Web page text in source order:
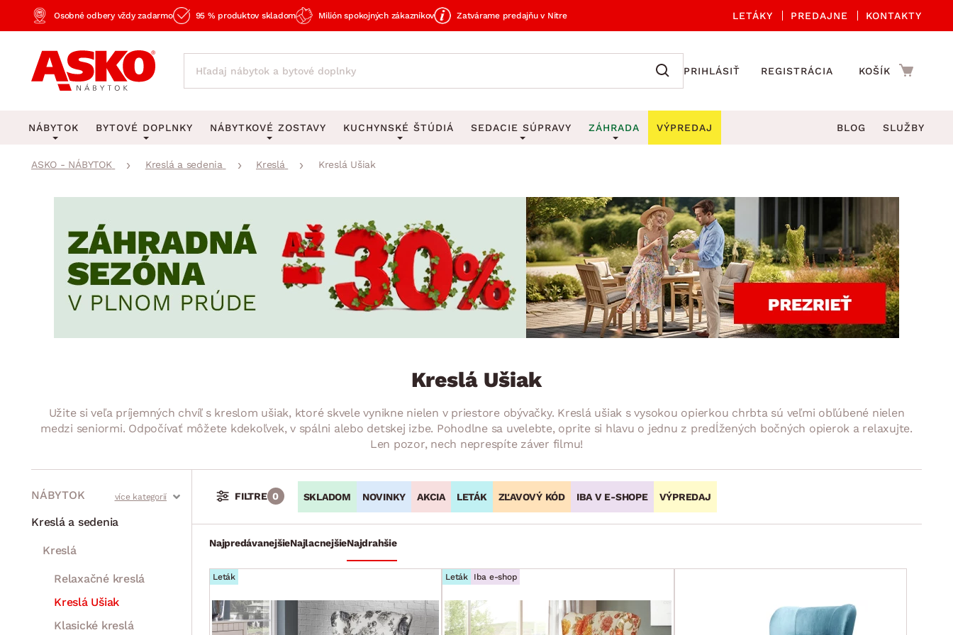
Osobné odbery vždy zadarmo 95 % produktov skladom Milión spokojných zákazníkov Zatvárame predajňu v Nitre LETÁKY PREDAJNE KONTAKTY
PRIHLÁSIŤ REGISTRÁCIA KOŠÍK
NÁBYTOK
Obývacia izba
Spálňa
Kúpeľňa
BYTOVÉ DOPLNKY
KOBERCE
Veľké a stredné koberce
Detské koberce
Kúpeľňové predložky
OSVETLENIE
Stolové lampy a lampičky
Lustre a závesné svietidlá
Zobrazit vše
Obrazy
Zrkadlá
Hodiny
Vázy
Zobrazit vše
Vešiaky na kľúče
Stojany na dáždniky
Stojany na noviny
Stojany na oblečenie
Zobrazit vše
Kuchynské príslušenstvo
Kúpeľňové doplnky
Záhradné doplnky
Závesy a žalúzie Panvice
ZÁHRADNÉ DOPLNKY VIANOCE
NÁBYTKOVÉ ZOSTAVY
Obývacie zostavy
Spálňové zostavy
Kancelárske zostavy
Kuchynské zostavy
Detské zostavy
Predsieňové zostavy
KUCHYNSKÉ ŠTÚDIÁ SEDACIE SÚPRAVY
Rohové sedacie súpravy
Sedacie súpravy 3-2-1
Sedacie súpravy na mieru
ZÁHRADA
Záhradné stoličky a kreslá
Záhradné lavice
Záhradné stoly
Záhradné hojdačky
Záhradné lehátka
Záhradné doplnky
VÝPREDAJ BLOG SLUŽBY
ASKO - NÁBYTOK Kreslá a sedenia Kreslá Kreslá Ušiak
Kreslá Ušiak
Užite si veľa príjemných chvíľ s kreslom ušiak, ktoré skvele vynikne nielen v priestore obývačky. Kreslá ušiak s vysokou opierkou chrbta sú veľmi obľúbené nielen
medzi seniormi. Odpočívať môžete kdekoľvek, v spálni alebo detskej izbe. Pohodlne sa uvelebte, oprite si hlavu o jednu z predĺžených bočných opierok a relaxujte.
Len pozor, nech neprespíte záver filmu!
NÁBYTOK
Stoly a stolíky
Kreslá a sedenia
Kreslá
Relaxačné kreslá
Kreslá Ušiak
Klasické kreslá
SKLADOM NOVINKY AKCIA LETÁK ZĽAVOVÝ KÓD IBA V E-SHOPE VÝPREDAJ
FILTRE 0
NajpredávanejšieNajlacnejšieNajdrahšie
Leták Leták Iba e-shop